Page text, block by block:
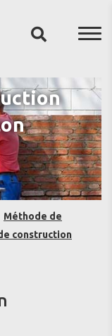
Méthode de
construction